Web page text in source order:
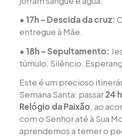
• 17h – Descida da cruz:
entregue à Mãe.
• 18h – Sepultamento:
túmulo. Silêncio.
Este é um precioso
Semana Santa: passar24
Relógio da Paixão, ao
com o Senhor até à Sua
aprendemos a temer o